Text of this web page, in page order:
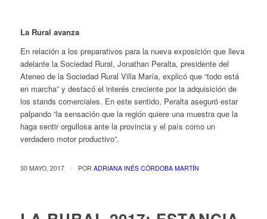
La Rural avanza
En relación a los preparativos para la nueva exposición que lleva
adelante la Sociedad Rural, Jonathan Peralta, presidente del
Ateneo de la Sociedad Rural Villa María, explicó que “todo está
en marcha” y destacó el interés creciente por la adquisición de
los stands comerciales. En este sentido, Peralta aseguró estar
palpando “la sensación que la región quiere una muestra que la
haga sentir orgullosa ante la provincia y el país como un
verdadero motor productivo”.
30 MAYO, 2017 / POR ADRIANA INÉS CÓRDOBA MARTÍN